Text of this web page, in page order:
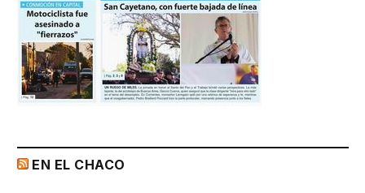
EN EL CHACO